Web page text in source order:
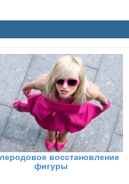
восстановление
фигуры